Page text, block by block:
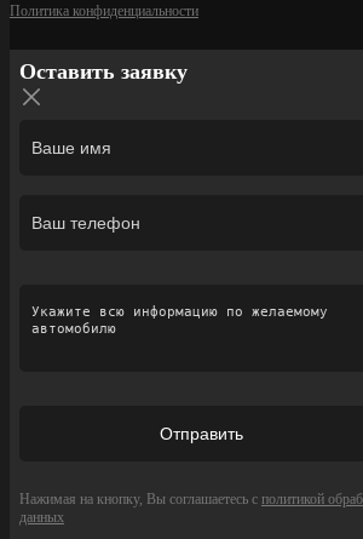
Политика конфиденциальности
Оставить заявку
Нажимая на кнопку, Вы соглашаетесь с политикой
данных